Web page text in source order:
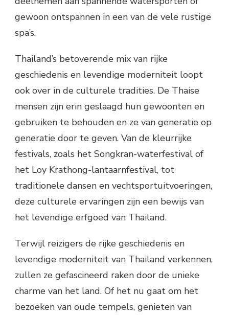
gewoon ontspannen in een van de vele rustige
spa’s.
Thailand’s betoverende mix van rijke
geschiedenis en levendige moderniteit loopt
ook over in de culturele tradities. De Thaise
mensen zijn erin geslaagd hun gewoonten en
gebruiken te behouden en ze van generatie op
generatie door te geven. Van de kleurrijke
festivals, zoals het Songkran-waterfestival of
het Loy Krathong-lantaarnfestival, tot
traditionele dansen en vechtsportuitvoeringen,
deze culturele ervaringen zijn een bewijs van
het levendige erfgoed van Thailand.
Terwijl reizigers de rijke geschiedenis en
levendige moderniteit van Thailand verkennen,
zullen ze gefascineerd raken door de unieke
charme van het land. Of het nu gaat om het
bezoeken van oude tempels, genieten van